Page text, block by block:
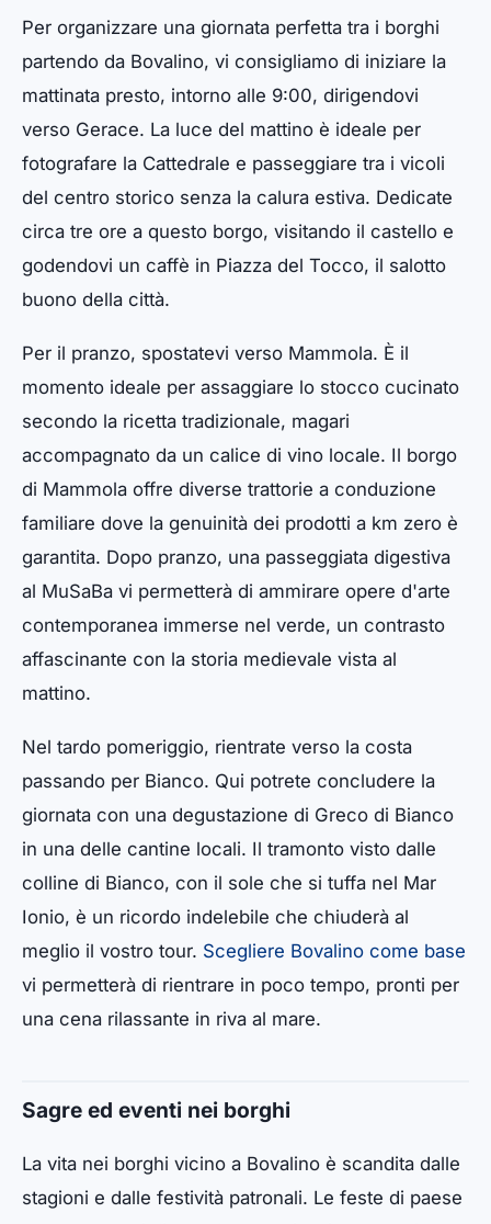
Per organizzare una giornata perfetta tra i borghi
partendo da Bovalino, vi consigliamo di iniziare la
mattinata presto, intorno alle 9:00, dirigendovi
verso Gerace. La luce del mattino è ideale per
fotografare la Cattedrale e passeggiare tra i vicoli
del centro storico senza la calura estiva. Dedicate
circa tre ore a questo borgo, visitando il castello e
godendovi un caffè in Piazza del Tocco, il salotto
buono della città.
Per il pranzo, spostatevi verso Mammola. È il
momento ideale per assaggiare lo stocco cucinato
secondo la ricetta tradizionale, magari
accompagnato da un calice di vino locale. Il borgo
di Mammola offre diverse trattorie a conduzione
familiare dove la genuinità dei prodotti a km zero è
garantita. Dopo pranzo, una passeggiata digestiva
al MuSaBa vi permetterà di ammirare opere d'arte
contemporanea immerse nel verde, un contrasto
affascinante con la storia medievale vista al
mattino.
Nel tardo pomeriggio, rientrate verso la costa
passando per Bianco. Qui potrete concludere la
giornata con una degustazione di Greco di Bianco
in una delle cantine locali. Il tramonto visto dalle
colline di Bianco, con il sole che si tuffa nel Mar
Ionio, è un ricordo indelebile che chiuderà al
meglio il vostro tour. Scegliere Bovalino come base
vi permetterà di rientrare in poco tempo, pronti per
una cena rilassante in riva al mare.
Sagre ed eventi nei borghi
La vita nei borghi vicino a Bovalino è scandita dalle
stagioni e dalle festività patronali. Le feste di paese